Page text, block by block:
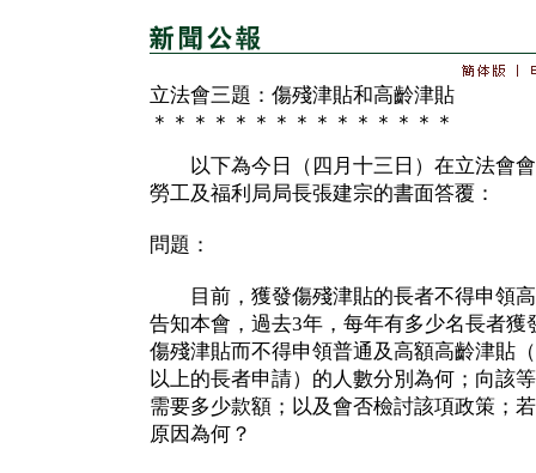
立法會三題：傷殘津貼和高齡津貼
＊＊＊＊＊＊＊＊＊＊＊＊＊＊＊
以下為今日（四月十三日）在立法會會
勞工及福利局局長張建宗的書面答覆：
問題：
目前，獲發傷殘津貼的長者不得申領高
告知本會，過去3年，每年有多少名長者
傷殘津貼而不得申領普通及高額高齡津貼
以上的長者申請）的人數分別為何；向該
需要多少款額；以及會否檢討該項政策；
原因為何？